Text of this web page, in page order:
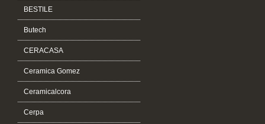
BESTILE
Butech
CERACASA
Ceramica Gomez
Ceramicalcora
Cerpa